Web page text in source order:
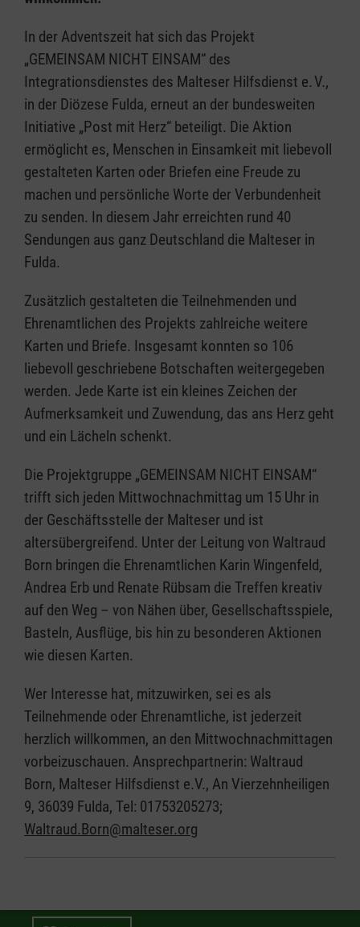
In der Adventszeit hat sich das Projekt
„GEMEINSAM NICHT EINSAM“ des
Integrationsdienstes des Malteser Hilfsdienst e. V.,
in der Diözese Fulda, erneut an der bundesweiten
Initiative „Post mit Herz“ beteiligt. Die Aktion
ermöglicht es, Menschen in Einsamkeit mit liebevoll
gestalteten Karten oder Briefen eine Freude zu
machen und persönliche Worte der Verbundenheit
zu senden. In diesem Jahr erreichten rund 40
Sendungen aus ganz Deutschland die Malteser in
Fulda.
Zusätzlich gestalteten die Teilnehmenden und
Ehrenamtlichen des Projekts zahlreiche weitere
Karten und Briefe. Insgesamt konnten so 106
liebevoll geschriebene Botschaften weitergegeben
werden. Jede Karte ist ein kleines Zeichen der
Aufmerksamkeit und Zuwendung, das ans Herz geht
und ein Lächeln schenkt.
Die Projektgruppe „GEMEINSAM NICHT EINSAM“
trifft sich jeden Mittwochnachmittag um 15 Uhr in
der Geschäftsstelle der Malteser und ist
altersübergreifend. Unter der Leitung von Waltraud
Born bringen die Ehrenamtlichen Karin Wingenfeld,
Andrea Erb und Renate Rübsam die Treffen kreativ
auf den Weg – von Nähen über, Gesellschaftsspiele,
Basteln, Ausflüge, bis hin zu besonderen Aktionen
wie diesen Karten.
Wer Interesse hat, mitzuwirken, sei es als
Teilnehmende oder Ehrenamtliche, ist jederzeit
herzlich willkommen, an den Mittwochnachmittagen
vorbeizuschauen. Ansprechpartnerin: Waltraud
Born, Malteser Hilfsdienst e.V., An Vierzehnheiligen
9, 36039 Fulda, Tel: 01753205273;
Waltraud.Born@malteser.org